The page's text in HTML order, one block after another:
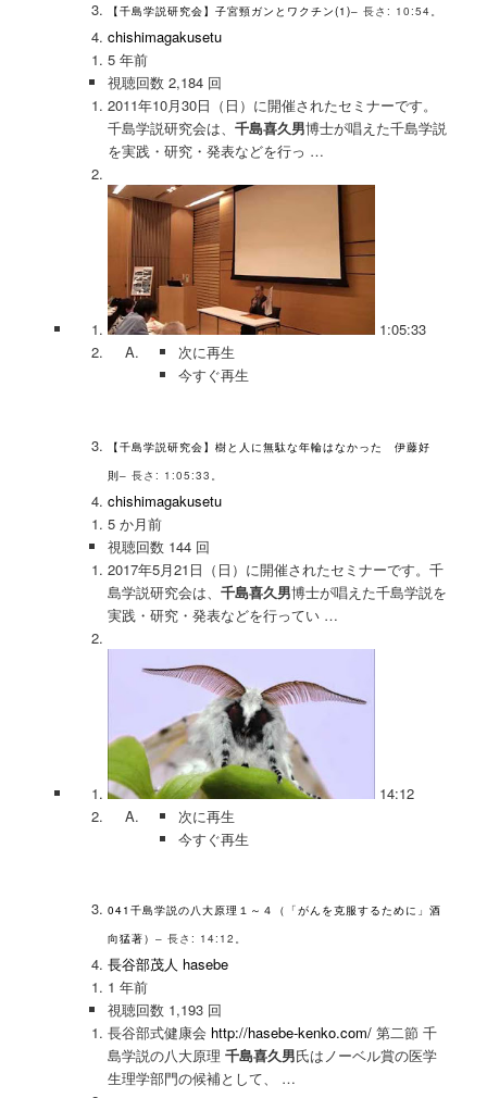
【千島学説研究会】子宮頸ガンとワクチン(1)– 長さ: 10:54。
chishimagakusetu
5 年前
視聴回数 2,184 回
2011年10月30日（日）に開催されたセミナーです。
千島学説研究会は、千島喜久男博士が唱えた千島学説
を実践・研究・発表などを行っ …
1:05:33
次に再生
今すぐ再生
【千島学説研究会】樹と人に無駄な年輪はなかった 伊藤好
則– 長さ: 1:05:33。
chishimagakusetu
5 か月前
視聴回数 144 回
2017年5月21日（日）に開催されたセミナーです。千
島学説研究会は、千島喜久男博士が唱えた千島学説を
実践・研究・発表などを行ってい …
14:12
次に再生
今すぐ再生
041千島学説の八大原理１～４（「がんを克服するために」酒
向猛著）– 長さ: 14:12。
長谷部茂人 hasebe
1 年前
視聴回数 1,193 回
長谷部式健康会 http://hasebe-kenko.com/ 第二節 千
島学説の八大原理千島喜久男氏はノーベル賞の医学
生理学部門の候補として、 …